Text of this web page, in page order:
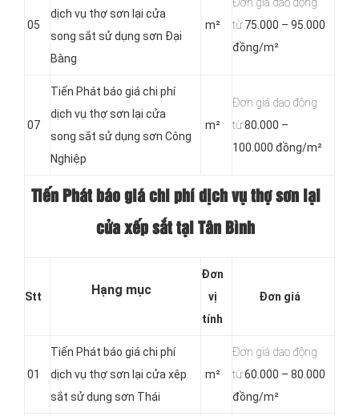
05
dịch vụ thợ sơn lại cửa
song sắt sử dụng sơn Đại
Bàng
m²
từ75.000 – 95.000
đồng/m²
07
Tiến Phát báo giá chi phí
dịch vụ thợ sơn lại cửa
song sắt sử dụng sơn Công
Nghiệp
m²
Đơn giá dao động
từ80.000 –
100.000 đồng/m²
Tiến Phát báo giá chi phí dịch vụ thợ sơn lại
cửa xếp sắt tại Tân Bình
Stt Hạng mục
Đơn
vị
tính
Đơn giá
01
Tiến Phát báo giá chi phí
dịch vụ thợ sơn lại cửa xêp
sắt sử dụng sơn Thái
m²
Đơn giá dao động
từ60.000 – 80.000
đồng/m²